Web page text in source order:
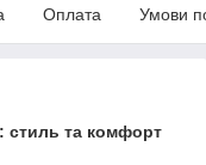
Оплата Умови
стиль та комфорт